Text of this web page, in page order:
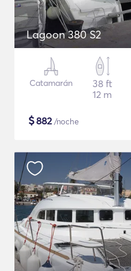
Lagoon 380 S2
Catamarán
38 ft
12 m
$882/noche